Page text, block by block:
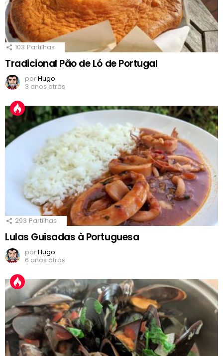
103 Partilhas
Tradicional Pão de Ló de Portugal
porHugo
3 anos atrás
293 Partilhas
Lulas Guisadas à Portuguesa
porHugo
6 anos atrás